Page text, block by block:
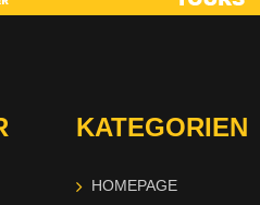
KATEGORIEN
HOMEPAGE